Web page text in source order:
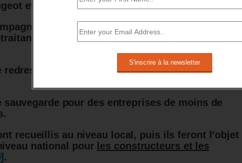
et ex Fiat).
les salariés des entreprises de la filière
qui vont connaitre des réductions
redressement ou de liquidation judiciaire en
sauvegarde pour des entreprises de moins de
recueillis au niveau local, puis ils feront l’objet
national pour les constructeurs et les
.